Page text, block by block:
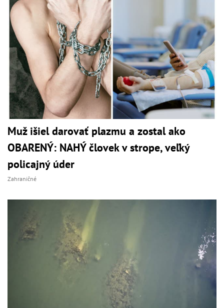
Muž išiel darovať plazmu a zostal ako
OBARENÝ: NAHÝ človek v strope, veľký
policajný úder
Zahraničné